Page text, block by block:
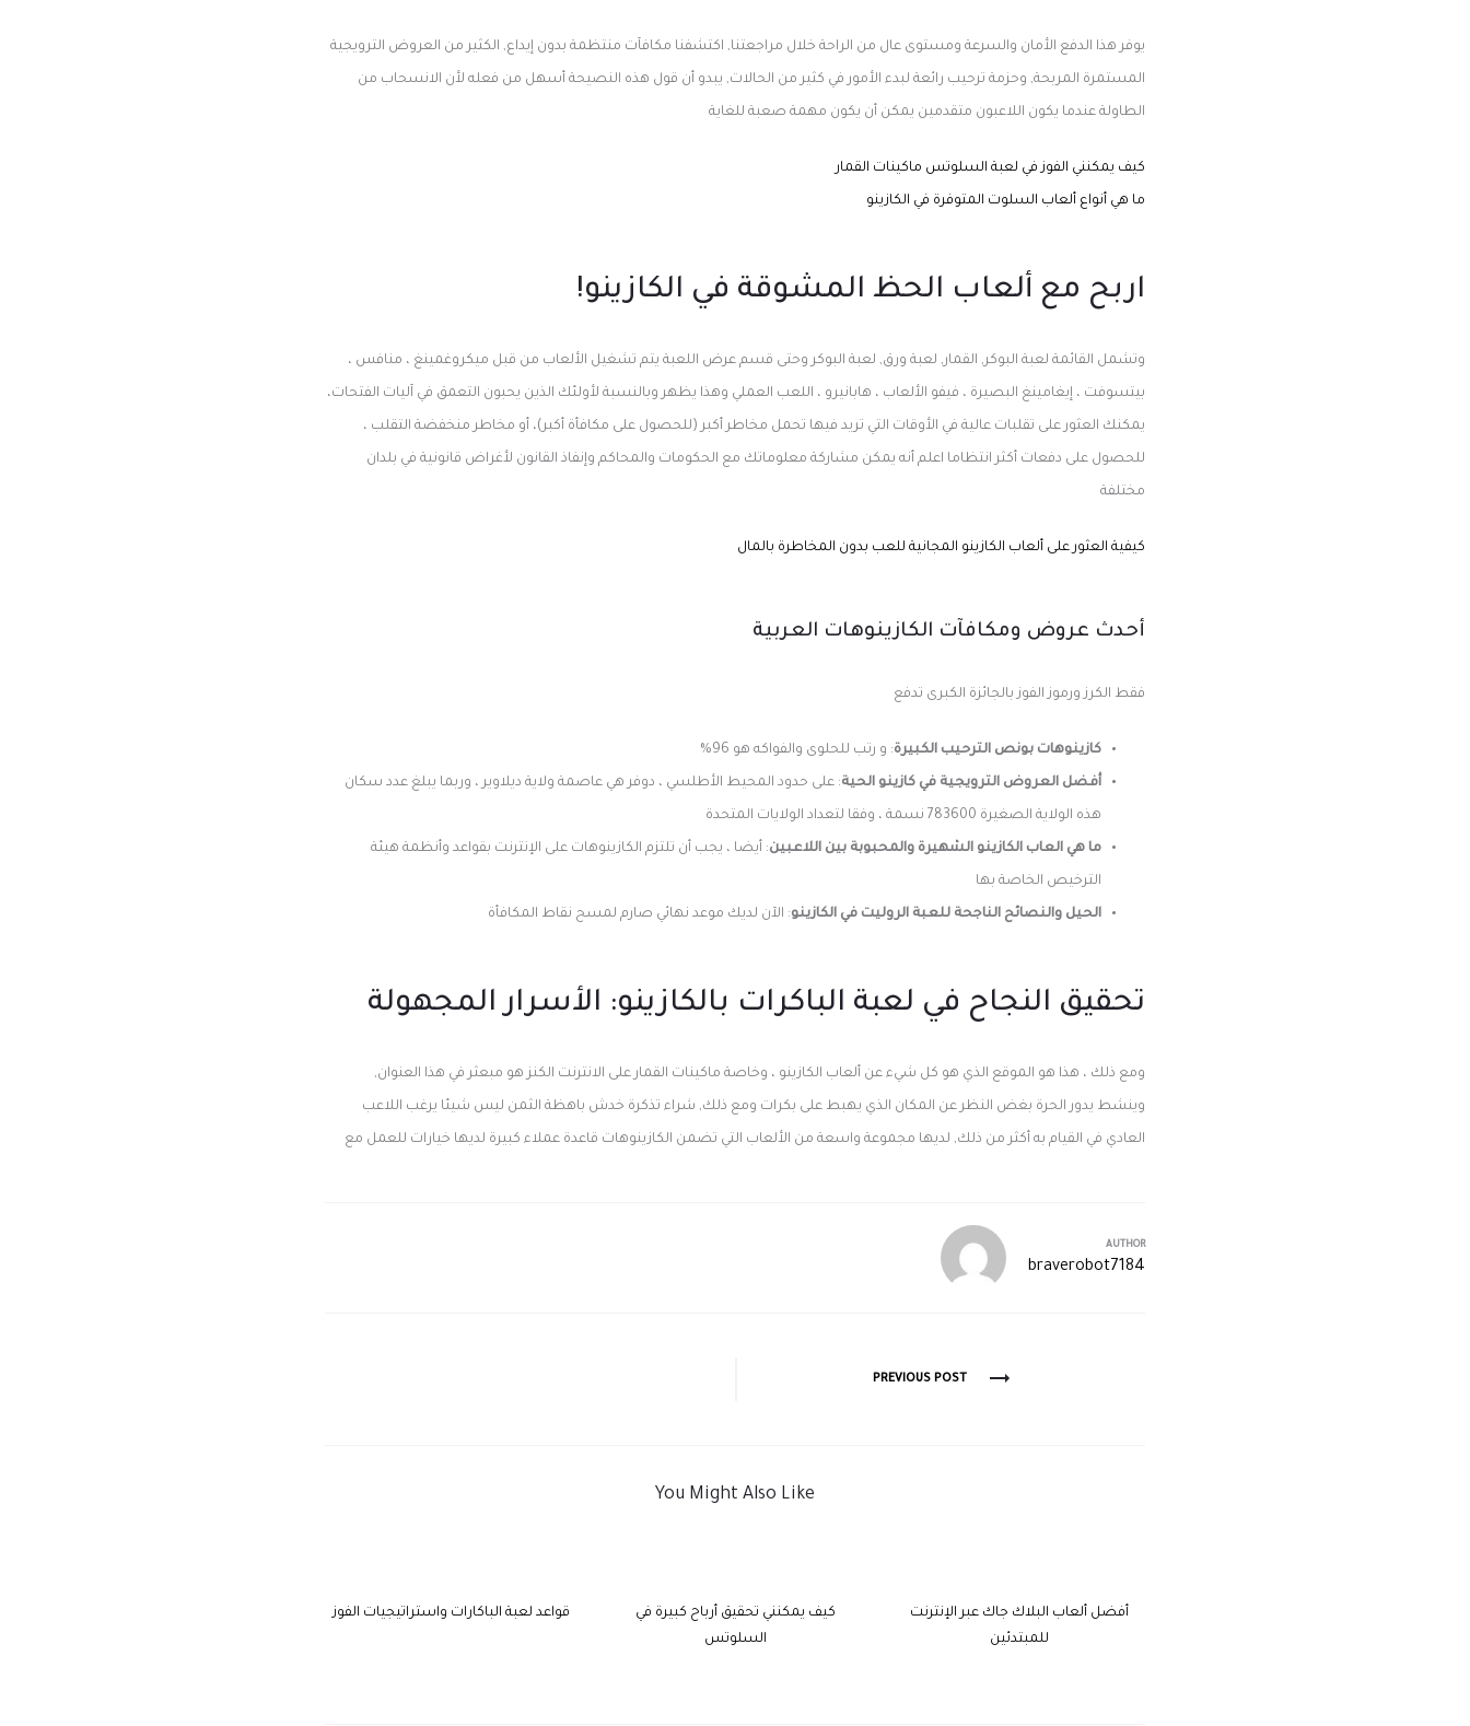
يوفر هذا الدفع الأمان والسرعة ومستوى عال من الراحة خلال مراجعتنا, اكتشفنا مكافآت منتظمة بدون إيداع, الكثير من العروض الترويجية
المستمرة المربحة, وحزمة ترحيب رائعة لبدء الأمور في كثير من الحالات, يبدو أن قول هذه النصيحة أسهل من فعله لأن الانسحاب من
الطاولة عندما يكون اللاعبون متقدمين يمكن أن يكون مهمة صعبة للغاية
كيف يمكنني الفوز في لعبة السلوتس ماكينات القمار
ما هي أنواع ألعاب السلوت المتوفرة في الكازينو
اربح مع ألعاب الحظ المشوقة في الكازينو!
وتشمل القائمة لعبة البوكر, القمار, لعبة ورق, لعبة البوكر وحتى قسم عرض اللعبة يتم تشغيل الألعاب من قبل ميكروغمينغ ، منافس ،
بيتسوفت ، إيغامينغ البصيرة ، فيفو الألعاب ، هابانيرو ، اللعب العملي وهذا يظهر وبالنسبة لأولئك الذين يحبون التعمق في آليات الفتحات،
يمكنك العثور على تقلبات عالية في الأوقات التي تريد فيها تحمل مخاطر أكبر (للحصول على مكافأة أكبر)، أو مخاطر منخفضة التقلب ،
للحصول على دفعات أكثر انتظاما اعلم أنه يمكن مشاركة معلوماتك مع الحكومات والمحاكم وإنفاذ القانون لأغراض قانونية في بلدان
مختلفة
كيفية العثور على ألعاب الكازينو المجانية للعب بدون المخاطرة بالمال
أحدث عروض ومكافآت الكازينوهات العربية
فقط الكرز ورموز الفوز بالجائزة الكبرى تدفع
كازينوهات بونص الترحيب الكبيرة: و رتب للحلوى والفواكه هو 96%
أفضل العروض الترويجية في كازينو الحية: على حدود المحيط الأطلسي ، دوفر هي عاصمة ولاية ديلاوير ، وربما يبلغ عدد سكان
هذه الولاية الصغيرة 783600 نسمة ، وفقا لتعداد الولايات المتحدة
ما هي العاب الكازينو الشهيرة والمحبوبة بين اللاعبين: أيضا ، يجب أن تلتزم الكازينوهات على الإنترنت بقواعد وأنظمة هيئة
الترخيص الخاصة بها
الحيل والنصائح الناجحة للعبة الروليت في الكازينو: الآن لديك موعد نهائي صارم لمسح نقاط المكافأة
تحقيق النجاح في لعبة الباكرات بالكازينو: الأسرار المجهولة
ومع ذلك ، هذا هو الموقع الذي هو كل شيء عن ألعاب الكازينو ، وخاصة ماكينات القمار على الانترنت الكنز هو مبعثر في هذا العنوان,
وينشط يدور الحرة بغض النظر عن المكان الذي يهبط على بكرات ومع ذلك, شراء تذكرة خدش باهظة الثمن ليس شيئا يرغب اللاعب
العادي في القيام به أكثر من ذلك, لديها مجموعة واسعة من الألعاب التي تضمن الكازينوهات قاعدة عملاء كبيرة لديها خيارات للعمل مع
AUTHOR
braverobot7184
PREVIOUS POST
You Might Also Like
أفضل ألعاب البلاك جاك عبر الإنترنت
للمبتدئين
كيف يمكنني تحقيق أرباح كبيرة في
السلوتس
قواعد لعبة الباكارات واستراتيجيات الفوز